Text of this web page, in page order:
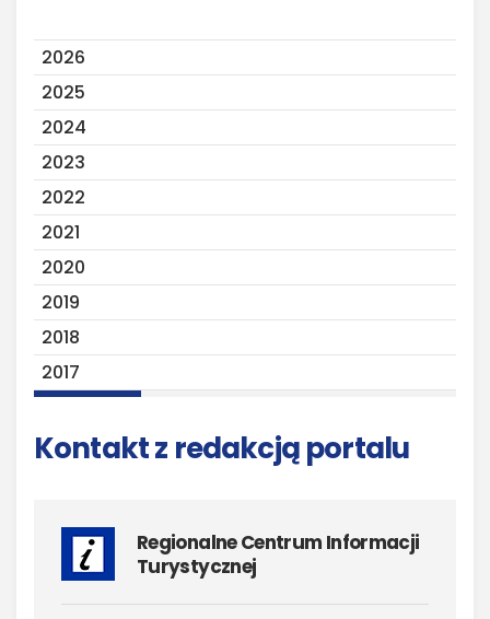
2026
2025
2024
2023
2022
2021
2020
2019
2018
2017
Kontakt z redakcją portalu
Regionalne Centrum Informacji
Turystycznej